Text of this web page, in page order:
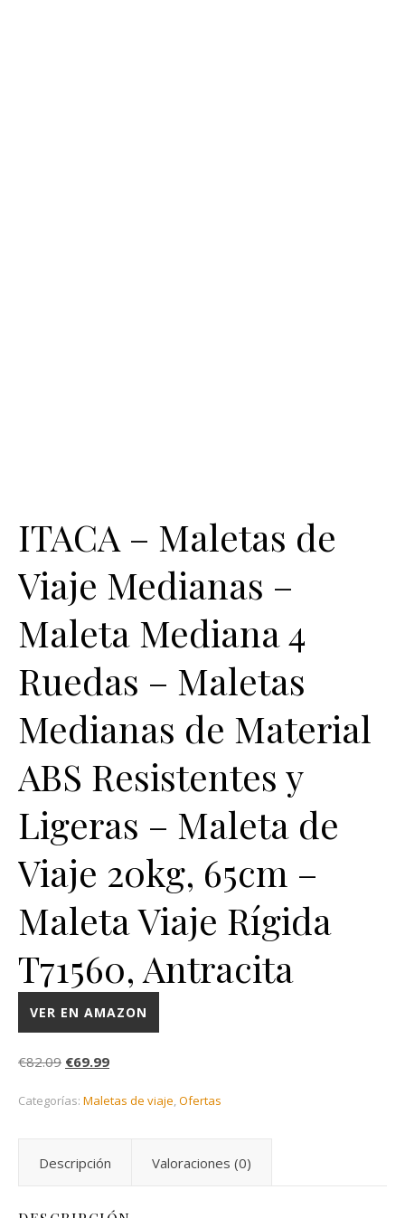
ITACA – Maletas de
Viaje Medianas –
Maleta Mediana 4
Ruedas – Maletas
Medianas de Material
ABS Resistentes y
Ligeras – Maleta de
Viaje 20kg, 65cm –
Maleta Viaje Rígida
T71560, Antracita
VER EN AMAZON
€82.09 El precio original era: €82.09.
€69.99El precio actual es: €69.99.
Categorías: Maletas de viaje,Ofertas
Descripción Valoraciones (0)